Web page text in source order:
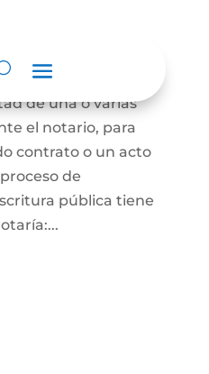
contiene la
de una o varias
el notario, para
contrato o un acto
de
pública tiene